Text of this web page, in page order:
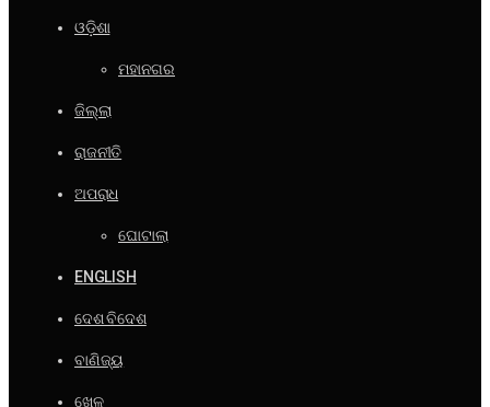
ଓଡ଼ିଶା
ମହାନଗର
ଜିଲ୍ଲା
ରାଜନୀତି
ଅପରାଧ
ଘୋଟାଲା
ENGLISH
ଦେଶ ବିଦେଶ
ବାଣିଜ୍ୟ
ଖେଳ